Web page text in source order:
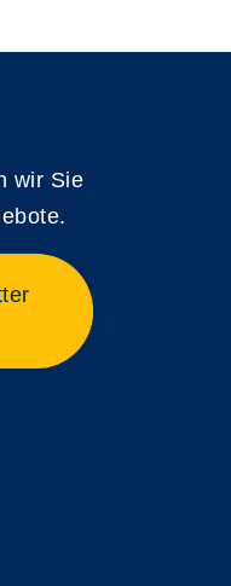
wir Sie